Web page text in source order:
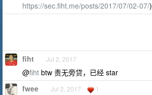
https://sec.fiht.me/posts/2017/07/02-07/)
fiht Jul 2, 2017
@fiht btw 责无旁贷，已经 star
fwee Jul 2, 2017 1